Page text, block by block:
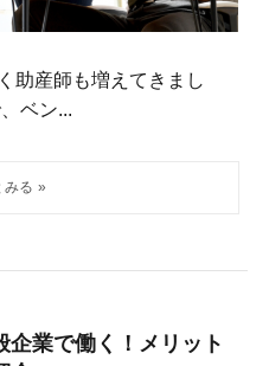
助産師も増えてきまし
ベン...
企業で働く！メリット